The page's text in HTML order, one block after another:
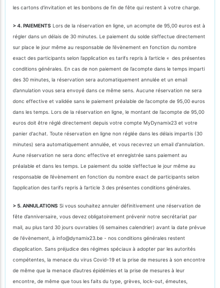
les cartons d'invitation et les bonbons de fin de fête qui restent à votre charge.
> 4. PAIEMENTS Lors de la réservation en ligne, un acompte de 95,00 euros est à
régler dans un délais de 30 minutes. Le paiement du solde s’effectue directement
sur place le jour même au responsable de l’évènement en fonction du nombre
exact des participants selon l’application es tarifs repris à l’article « des présentes
conditions générales. En cas de non paiement de l’acompte dans le temps imparti
des 30 minutes, la réservation sera automatiquement annulée et un email
d’annulation vous sera envoyé dans ce même sens. Aucune réservation ne sera
donc effective et validée sans le paiement préalable de l’acompte de 95,00 euros
dans les temps. Lors de la réservation en ligne, le montant de l’acompte de 95,00
euros doit être réglé directement depuis votre compte MyDynamix23 et votre
panier d'achat. Toute réservation en ligne non réglée dans les délais impartis (30
minutes) sera automatiquement annulée, et vous recevrez un email d'annulation.
Aune réservation ne sera donc effective et enregistrée sans paiement au
préalable et dans les temps. Le paiement du solde s’effectue le jour même au
responsable de l’évènement en fonction du nombre exact de participants selon
l’application des tarifs repris à l’article 3 des présentes conditions générales.
> 5. ANNULATIONS Si vous souhaitez annuler définitivement une réservation de
fête d’anniversaire, vous devez obligatoirement prévenir notre secrétariat par
mail, au plus tard 30 jours ouvrables (6 semaines calendrier) avant la date prévue
de l'évènement, à info@dynamix23.be - nos conditions générales restent
d’application. Sans préjudice des régimes spéciaux à adopter par les autorités
compétentes, la menace du virus Covid-19 et la prise de mesures à son encontre
de même que la menace d’autres épidémies et la prise de mesures à leur
encontre, de même que tous les faits du type, grèves, lock-out, émeutes,